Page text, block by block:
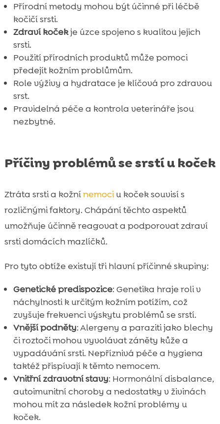
Přírodní metody mohou být účinné při léčbě
kočičí srsti.
Zdraví kočekje úzce spojeno s kvalitou jejich
srsti.
Použití přírodních produktů může pomoci
předejít kožním problůmům.
Role výživy a hydratace je klíčová pro zdravou
srst.
Pravidelná péče a kontrola veterináře jsou
nezbytné.
Příčiny problémů se srstí u koček
Ztráta srsti a kožnínemociu koček souvisí s
rozličnými faktory. Chápání těchto aspektů
umožňuje účinně reagovat a podporovat zdraví
srsti domácích mazlíčků.
Pro tyto obtíže existují tři hlavní příčinné skupiny:
Genetické predispozice: Genetika hraje roli v
náchylnosti k určitým kožním potížím, což
zvyšuje frekvenci výskytu problémů se srstí.
Vnější podněty: Alergeny a paraziti jako blechy
či roztoči mohou vyvolávat záněty kůže a
vypadávání srsti. Nepříznivá péče a hygiena
taktéž přispívají k těmto nemocem.
Vnitřní zdravotní stavy: Hormonální disbalance,
autoimunitní choroby a nedostatky v živinách
mohou mít za následek kožní problémy u
koček.